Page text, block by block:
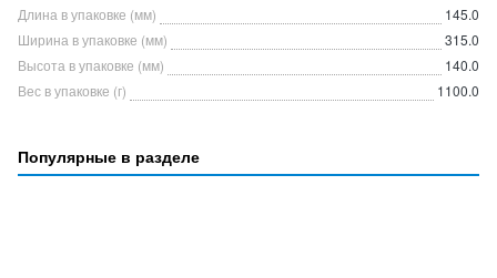
Длина в упаковке (мм)
145.0
Ширина в упаковке (мм)
315.0
Высота в упаковке (мм)
140.0
Вес в упаковке (г)
1100.0
Популярные в разделе